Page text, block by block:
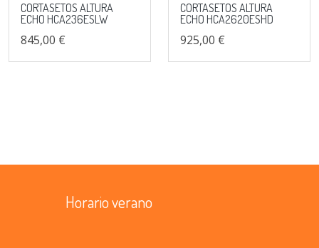
CORTASETOS ALTURA
ECHO HCA236ESLW
845,00 €
CORTASETOS ALTURA
ECHO HCA2620ESHD
925,00 €
Horario verano